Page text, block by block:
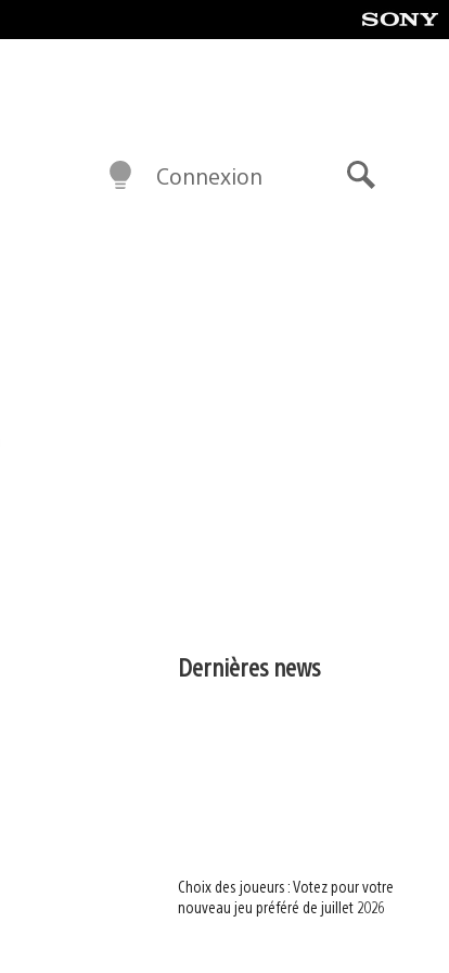
Connexion
Dernières news
Choix des joueurs : Votez pour votre
nouveau jeu préféré de juillet 2026